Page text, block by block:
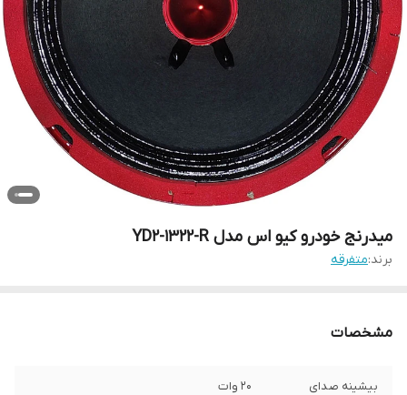
میدرنج خودرو کیو اس مدل YD2-1322-R
برند:متفرقه
مشخصات
بیشینه صدای
20 وات